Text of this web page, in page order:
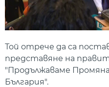
Той отрече да са
представяне на
"Продължаваме
България".